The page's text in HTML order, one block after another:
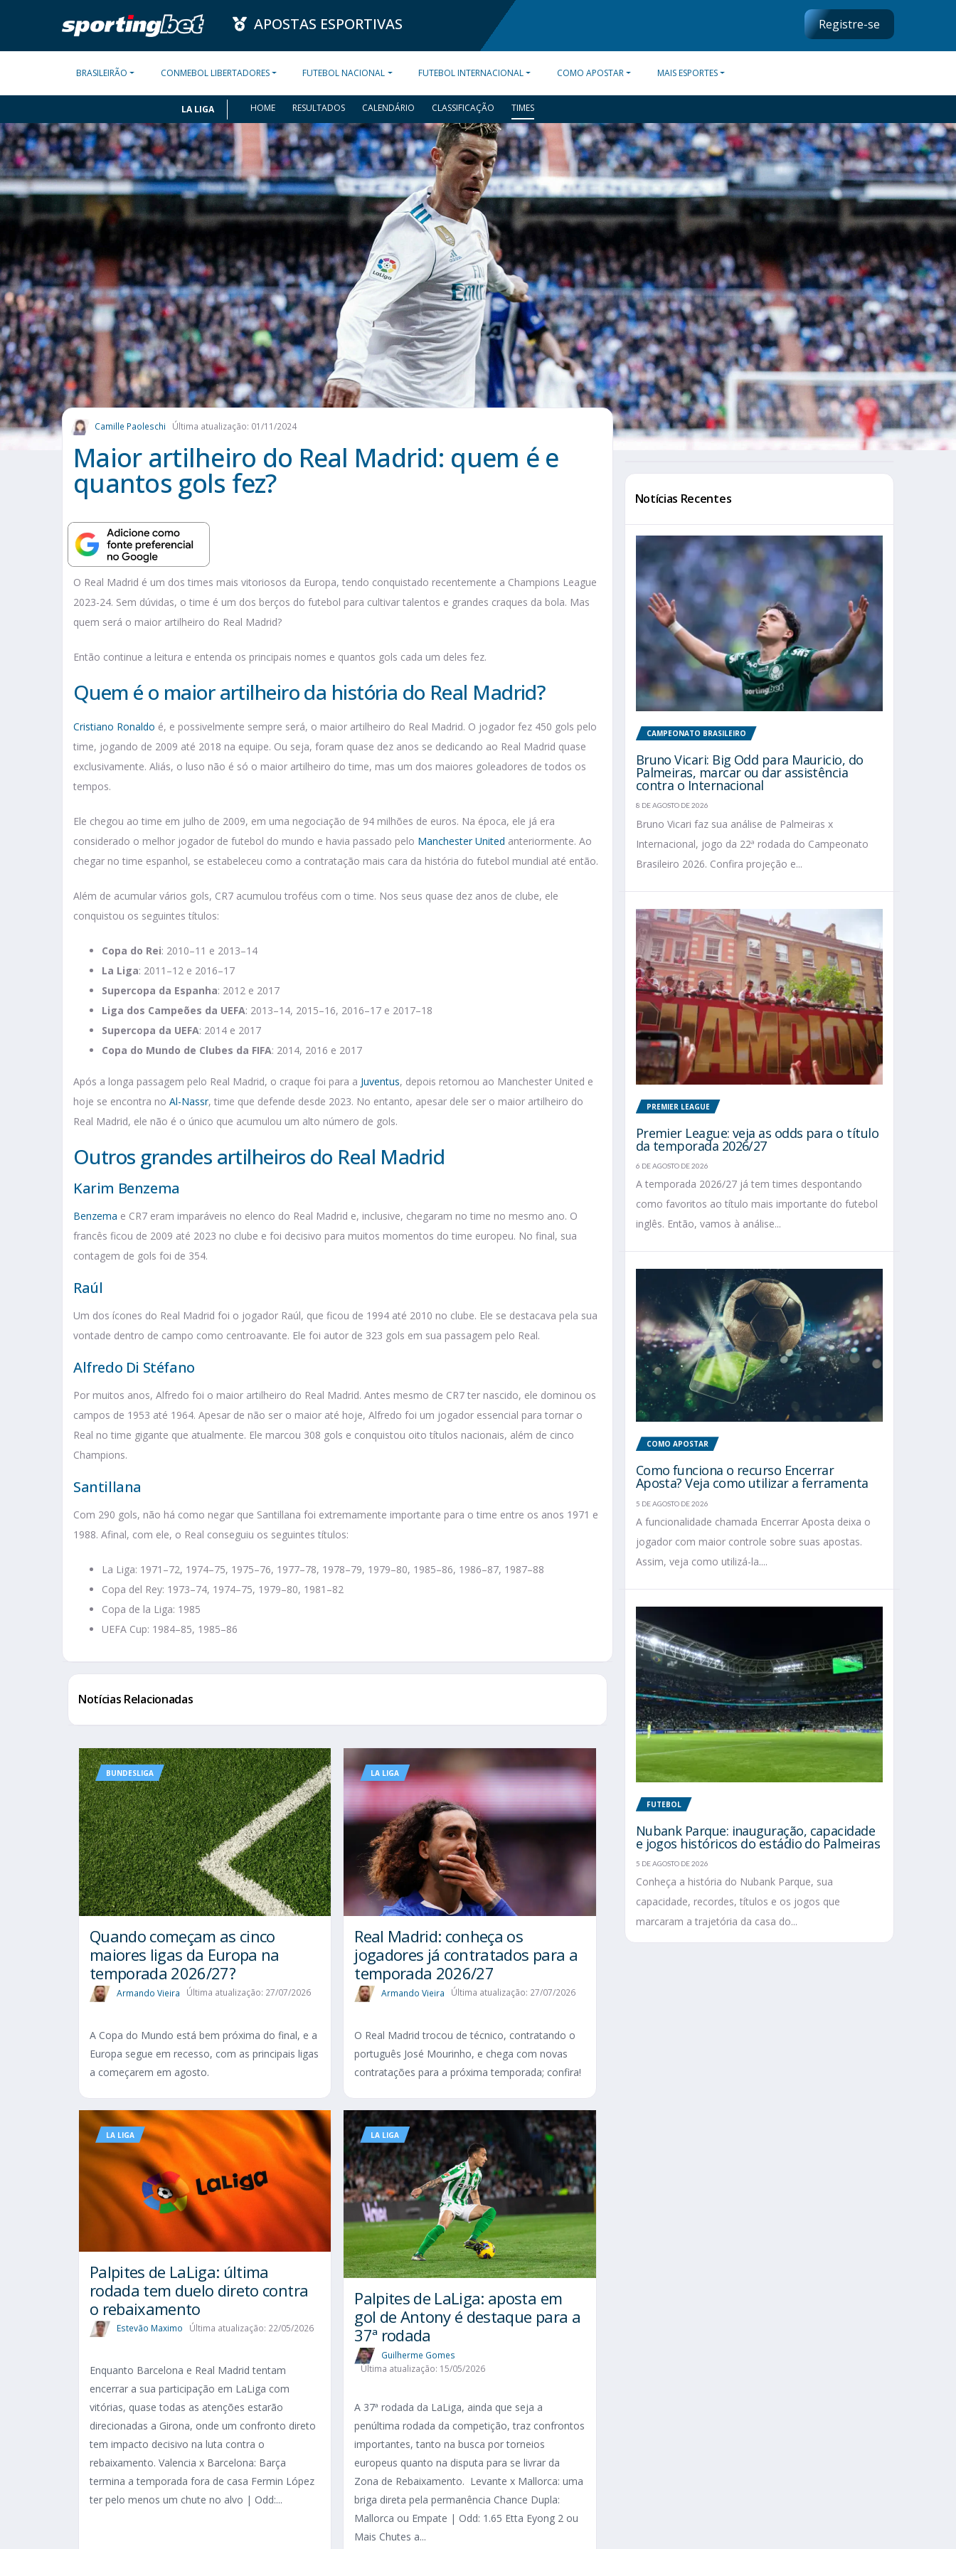
APOSTAS ESPORTIVAS Registre-se
BRASILEIRÃO CONMEBOL LIBERTADORES FUTEBOL NACIONAL FUTEBOL INTERNACIONAL COMO APOSTAR MAIS ESPORTES
LA LIGA HOME RESULTADOS CALENDÁRIO CLASSIFICAÇÃO TIMES
Camille Paoleschi Última atualização: 01/11/2024
Maior artilheiro do Real Madrid: quem é e
quantos gols fez?
O Real Madrid é um dos times mais vitoriosos da Europa, tendo conquistado recentemente a Champions League
2023-24. Sem dúvidas, o time é um dos berços do futebol para cultivar talentos e grandes craques da bola. Mas
quem será o maior artilheiro do Real Madrid?
Então continue a leitura e entenda os principais nomes e quantos gols cada um deles fez.
Quem é o maior artilheiro da história do Real Madrid?
Cristiano Ronaldo é, e possivelmente sempre será, o maior artilheiro do Real Madrid. O jogador fez 450 gols pelo
time, jogando de 2009 até 2018 na equipe. Ou seja, foram quase dez anos se dedicando ao Real Madrid quase
exclusivamente. Aliás, o luso não é só o maior artilheiro do time, mas um dos maiores goleadores de todos os
tempos.
Ele chegou ao time em julho de 2009, em uma negociação de 94 milhões de euros. Na época, ele já era
considerado o melhor jogador de futebol do mundo e havia passado pelo Manchester United anteriormente. Ao
chegar no time espanhol, se estabeleceu como a contratação mais cara da história do futebol mundial até então.
Além de acumular vários gols, CR7 acumulou troféus com o time. Nos seus quase dez anos de clube, ele
conquistou os seguintes títulos:
Copa do Rei: 2010–11 e 2013–14
La Liga: 2011–12 e 2016–17
Supercopa da Espanha: 2012 e 2017
Liga dos Campeões da UEFA: 2013–14, 2015–16, 2016–17 e 2017–18
Supercopa da UEFA: 2014 e 2017
Copa do Mundo de Clubes da FIFA: 2014, 2016 e 2017
Após a longa passagem pelo Real Madrid, o craque foi para a Juventus, depois retornou ao Manchester United e
hoje se encontra no Al-Nassr, time que defende desde 2023. No entanto, apesar dele ser o maior artilheiro do
Real Madrid, ele não é o único que acumulou um alto número de gols.
Outros grandes artilheiros do Real Madrid
Karim Benzema
Benzema e CR7 eram imparáveis no elenco do Real Madrid e, inclusive, chegaram no time no mesmo ano. O
francês ficou de 2009 até 2023 no clube e foi decisivo para muitos momentos do time europeu. No final, sua
contagem de gols foi de 354.
Raúl
Um dos ícones do Real Madrid foi o jogador Raúl, que ficou de 1994 até 2010 no clube. Ele se destacava pela sua
vontade dentro de campo como centroavante. Ele foi autor de 323 gols em sua passagem pelo Real.
Alfredo Di Stéfano
Por muitos anos, Alfredo foi o maior artilheiro do Real Madrid. Antes mesmo de CR7 ter nascido, ele dominou os
campos de 1953 até 1964. Apesar de não ser o maior até hoje, Alfredo foi um jogador essencial para tornar o
Real no time gigante que atualmente. Ele marcou 308 gols e conquistou oito títulos nacionais, além de cinco
Champions.
Santillana
Com 290 gols, não há como negar que Santillana foi extremamente importante para o time entre os anos 1971 e
1988. Afinal, com ele, o Real conseguiu os seguintes títulos:
La Liga: 1971–72, 1974–75, 1975–76, 1977–78, 1978–79, 1979–80, 1985–86, 1986–87, 1987–88
Copa del Rey: 1973–74, 1974–75, 1979–80, 1981–82
Copa de la Liga: 1985
UEFA Cup: 1984–85, 1985–86
Notícias Relacionadas
BUNDESLIGA
Quando começam as cinco
maiores ligas da Europa na
temporada 2026/27?
Armando Vieira Última atualização: 27/07/2026
A Copa do Mundo está bem próxima do final, e a
Europa segue em recesso, com as principais ligas
a começarem em agosto.
LA LIGA
Real Madrid: conheça os
jogadores já contratados para a
temporada 2026/27
Armando Vieira Última atualização: 27/07/2026
O Real Madrid trocou de técnico, contratando o
português José Mourinho, e chega com novas
contratações para a próxima temporada; confira!
LA LIGA
Palpites de LaLiga: última
rodada tem duelo direto contra
o rebaixamento
Estevão Maximo Última atualização: 22/05/2026
Enquanto Barcelona e Real Madrid tentam
encerrar a sua participação em LaLiga com
vitórias, quase todas as atenções estarão
direcionadas a Girona, onde um confronto direto
tem impacto decisivo na luta contra o
rebaixamento. Valencia x Barcelona: Barça
termina a temporada fora de casa Fermin López
ter pelo menos um chute no alvo | Odd:...
LA LIGA
Palpites de LaLiga: aposta em
gol de Antony é destaque para a
37ª rodada
Guilherme Gomes
Última atualização: 15/05/2026
A 37ª rodada da LaLiga, ainda que seja a
penúltima rodada da competição, traz confrontos
importantes, tanto na busca por torneios
europeus quanto na disputa para se livrar da
Zona de Rebaixamento. Levante x Mallorca: uma
briga direta pela permanência Chance Dupla:
Mallorca ou Empate | Odd: 1.65 Etta Eyong 2 ou
Mais Chutes a...
Notícias Recentes
CAMPEONATO BRASILEIRO
Bruno Vicari: Big Odd para Mauricio, do
Palmeiras, marcar ou dar assistência
contra o Internacional
8 DE AGOSTO DE 2026
Bruno Vicari faz sua análise de Palmeiras x
Internacional, jogo da 22ª rodada do Campeonato
Brasileiro 2026. Confira projeção e...
PREMIER LEAGUE
Premier League: veja as odds para o título
da temporada 2026/27
6 DE AGOSTO DE 2026
A temporada 2026/27 já tem times despontando
como favoritos ao título mais importante do futebol
inglês. Então, vamos à análise...
COMO APOSTAR
Como funciona o recurso Encerrar
Aposta? Veja como utilizar a ferramenta
5 DE AGOSTO DE 2026
A funcionalidade chamada Encerrar Aposta deixa o
jogador com maior controle sobre suas apostas.
Assim, veja como utilizá-la....
FUTEBOL
Nubank Parque: inauguração, capacidade
e jogos históricos do estádio do Palmeiras
5 DE AGOSTO DE 2026
Conheça a história do Nubank Parque, sua
capacidade, recordes, títulos e os jogos que
marcaram a trajetória da casa do...